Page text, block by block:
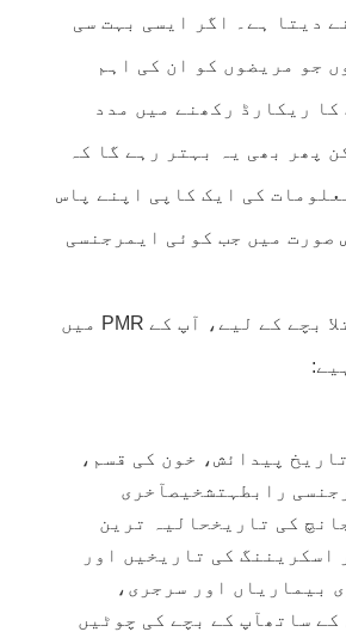
دیتا ہے۔ اگر ایسی بہت سی
جو مریضوں کو ان کی اہم
کا ریکارڈ رکھنے میں مدد
پھر بھی یہ بہتر رہے گا کہ
کی ایک کاپی اپنے پاس
صورت میں جب کوئی ایمرجنسی
کینسر میں مبتلا بچے کے لیے، آپ کے PMR میں
پیدائش، خون کی قسم،
رابطہتشخیصآخری
کی تاریخحالیہ ترین
اسکریننگ کی تاریخیں اور
بیماریاں اور سرجری،
کے ساتھآپ کے بچے کی چوٹیں